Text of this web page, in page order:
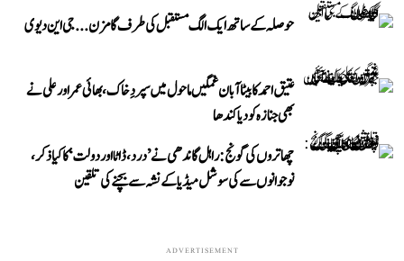
حوصلہ کے ساتھ ایک الگ مستقبل کی طرف گامزن... جی این دیوی
عتیق احمد کا بیٹا آبان غمگین ماحول میں سپردِ خاک، بھائی عمر اور علی نے
بھی جنازہ کو دیا کندھا
چھاتروں کی گونج: راہل گاندھی نے ’درد، ڈاٹا اور دولت‘ کا کیا ذکر،
نوجوانوں سے کی سوشل میڈیا کے نشہ سے بچنے کی تلقین
ADVERTISEMENT